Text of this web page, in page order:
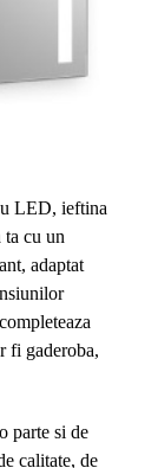
LED, ieftina
cu un
adaptat
fi gaderoba,
parte si de
calitate, de